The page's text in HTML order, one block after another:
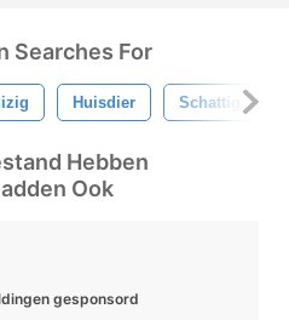
Searches For
Huisdier Schattig
Hebben
Ook
gesponsord